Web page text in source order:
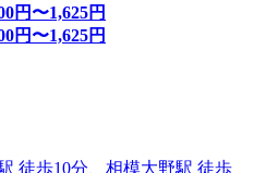
円〜1,625円
円〜1,625円
徒歩10分、相模大野駅 徒歩